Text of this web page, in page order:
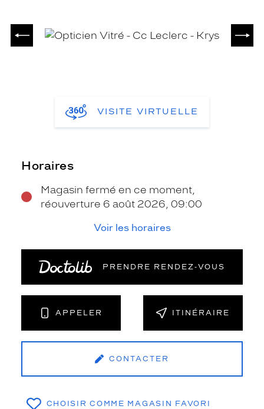
PRÉCÉDENT
VISITE VIRTUELLE
Horaires
Magasin fermé en ce moment,
réouverture 6 août 2026, 09:00
Voir les horaires
PRENDRE RENDEZ‑VOUS
APPELER ITINÉRAIRE
CONTACTER
CHOISIR COMME MAGASIN FAVORI